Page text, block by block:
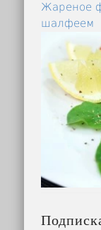
Жареное
шалфеем